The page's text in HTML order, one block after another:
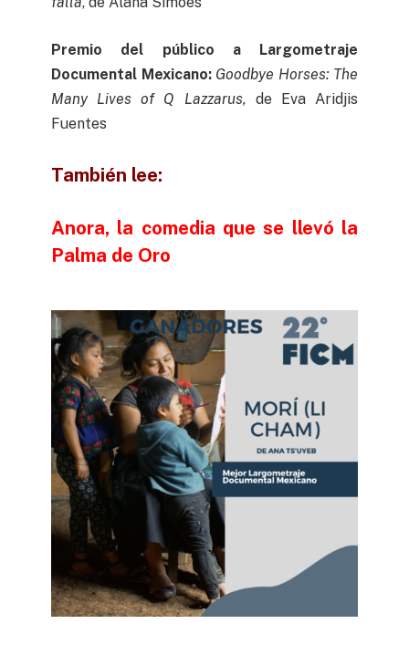
Premio del público a Largometraje
Documental Mexicano: Goodbye Horses: The
Many Lives of Q Lazzarus, de Eva Aridjis
Fuentes
También lee:
Anora, la comedia que se llevó la
Palma de Oro